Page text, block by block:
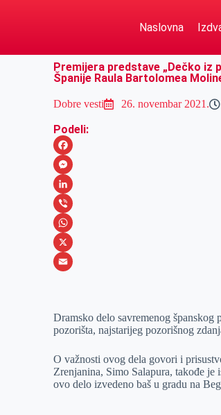
Naslovna
Premijera predstave „Dečko iz
Španije Raula Bartolomea
Dobre vesti 26. novembar 2021.
Podeli:
F
a
c
e
b
o
M
e
s
s
e
e
r
L
i
n
k
I
n
V
i
b
W
h
s
A
p
p
X
a
i
l
Dramsko delo savremenog španskog
pozorišta, najstarijeg pozorišnog
O važnosti ovog dela govori i
Zrenjanina, Simo Salapura, takođe
ovo delo izvedeno baš u gradu na